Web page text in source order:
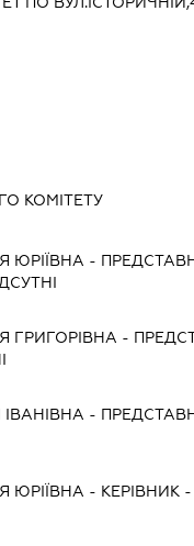
КОМІТЕТУ
ЮРІЇВНА -
ГРИГОРІВНА -
ІВАНІВНА -
ЮРІЇВНА - КЕРІВНИК -